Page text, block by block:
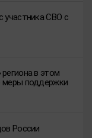
участника СВО с
в этом
меры поддержки
России